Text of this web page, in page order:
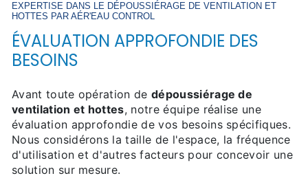
EXPERTISE DANS LE DÉPOUSSIÉRAGE DE VENTILATION ET
HOTTES PAR AÉR'EAU CONTROL
ÉVALUATION APPROFONDIE DES
BESOINS
Avant toute opération de dépoussiérage de
ventilation et hottes, notre équipe réalise une
évaluation approfondie de vos besoins spécifiques.
Nous considérons la taille de l'espace, la fréquence
d'utilisation et d'autres facteurs pour concevoir une
solution sur mesure.